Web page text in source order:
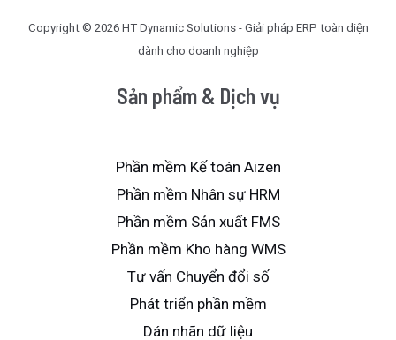
Copyright © 2026 HT Dynamic Solutions - Giải pháp ERP toàn diện
dành cho doanh nghiệp
Sản phẩm & Dịch vụ
Phần mềm Kế toán Aizen
Phần mềm Nhân sự HRM
Phần mềm Sản xuất FMS
Phần mềm Kho hàng WMS
Tư vấn Chuyển đổi số
Phát triển phần mềm
Dán nhãn dữ liệu